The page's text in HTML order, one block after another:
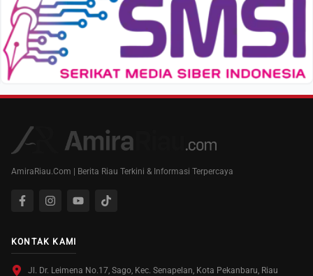
AmiraRiau.Com | Berita Riau Terkini & Informasi Terpercaya
KONTAK KAMI
Jl. Dr. Leimena No.17, Sago, Kec. Senapelan, Kota Pekanbaru, Riau